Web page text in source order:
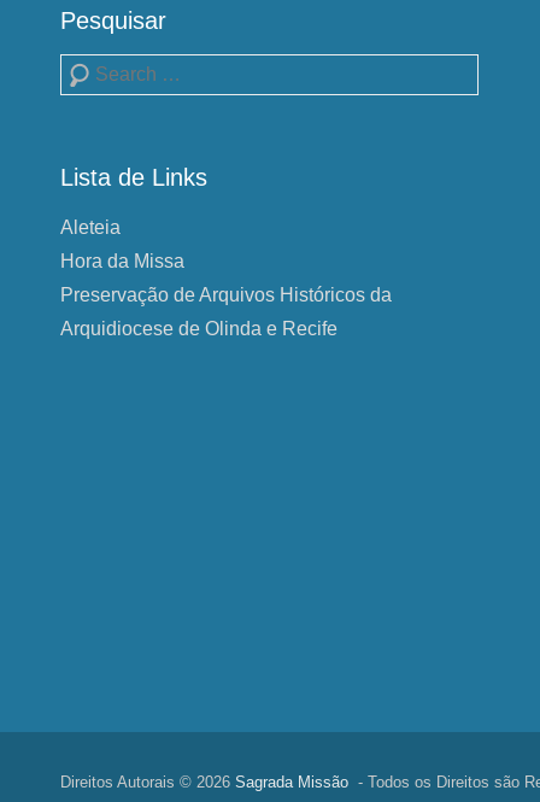
Pesquisar
Pesquisa
Lista de Links
Aleteia
Hora da Missa
Preservação de Arquivos Históricos da
Arquidiocese de Olinda e Recife
Direitos Autorais © 2026 Sagrada Missão - Todos os Direitos são